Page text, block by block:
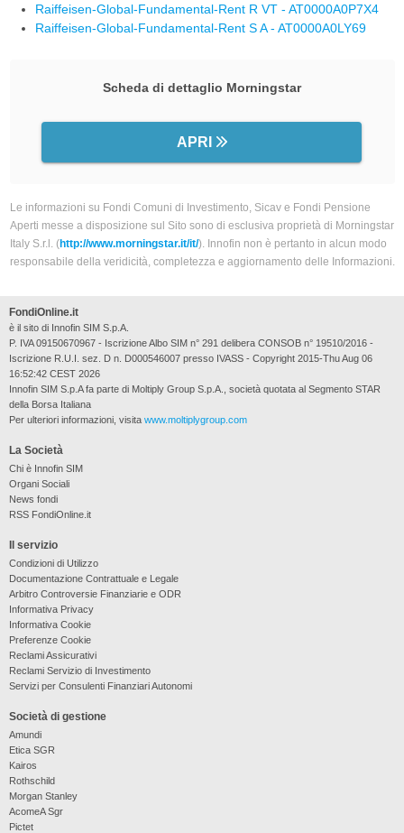
Raiffeisen-Global-Fundamental-Rent R VT - AT0000A0P7X4
Raiffeisen-Global-Fundamental-Rent S A - AT0000A0LY69
Scheda di dettaglio Morningstar
APRI
Le informazioni su Fondi Comuni di Investimento, Sicav e Fondi Pensione
Aperti messe a disposizione sul Sito sono di esclusiva proprietà di Morningstar
Italy S.r.l. (http://www.morningstar.it/it/). Innofin non è pertanto in alcun modo
responsabile della veridicità, completezza e aggiornamento delle Informazioni.
La Società
Chi è Innofin SIM
Organi Sociali
News fondi
RSS FondiOnline.it
Il servizio
Condizioni di Utilizzo
Documentazione Contrattuale e Legale
Arbitro Controversie Finanziarie e ODR
Informativa Privacy
Informativa Cookie
Preferenze Cookie
Reclami Assicurativi
Reclami Servizio di Investimento
Servizi per Consulenti Finanziari Autonomi
Società di gestione
Amundi
Etica SGR
Kairos
Rothschild
Morgan Stanley
AcomeA Sgr
Pictet
FondiOnline.it
è il sito di Innofin SIM S.p.A.
P. IVA 09150670967 - Iscrizione Albo SIM n° 291 delibera CONSOB n° 19510/2016 -
Iscrizione R.U.I. sez. D n. D000546007 presso IVASS - Copyright 2015-Thu Aug 06
16:52:42 CEST 2026
Innofin SIM S.p.A fa parte di Moltiply Group S.p.A., società quotata al Segmento STAR
della Borsa Italiana
Per ulteriori informazioni, visita www.moltiplygroup.com